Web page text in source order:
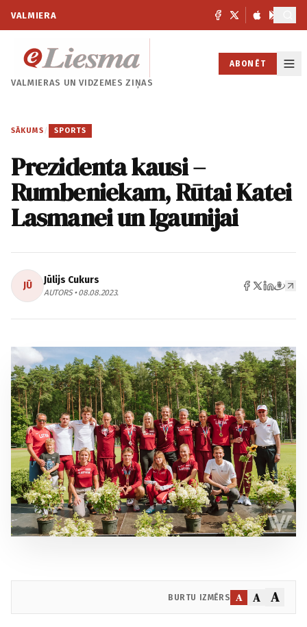
VALMIERA
VALMIERAS UNVIDZEMES ZIŅAS
ABONĒT
SĀKUMS / SPORTS
Prezidenta kausi –
Rumbeniekam, Rūtai Katei
Lasmanei un Igaunijai
JŪ Jūlijs Cukurs
AUTORS • 08.08.2023.
BURTU IZMĒRS A A A